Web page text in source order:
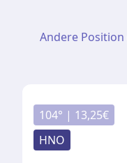
Andere Position
104° | 13,25€
HNO